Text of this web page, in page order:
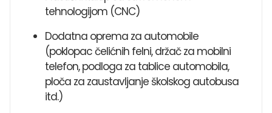
tehnologijom (CNC)
Dodatna oprema za automobile
(poklopac čelićnih felni, držač za mobilni
telefon, podloga za tablice automobila,
ploča za zaustavljanje školskog autobusa
itd.)